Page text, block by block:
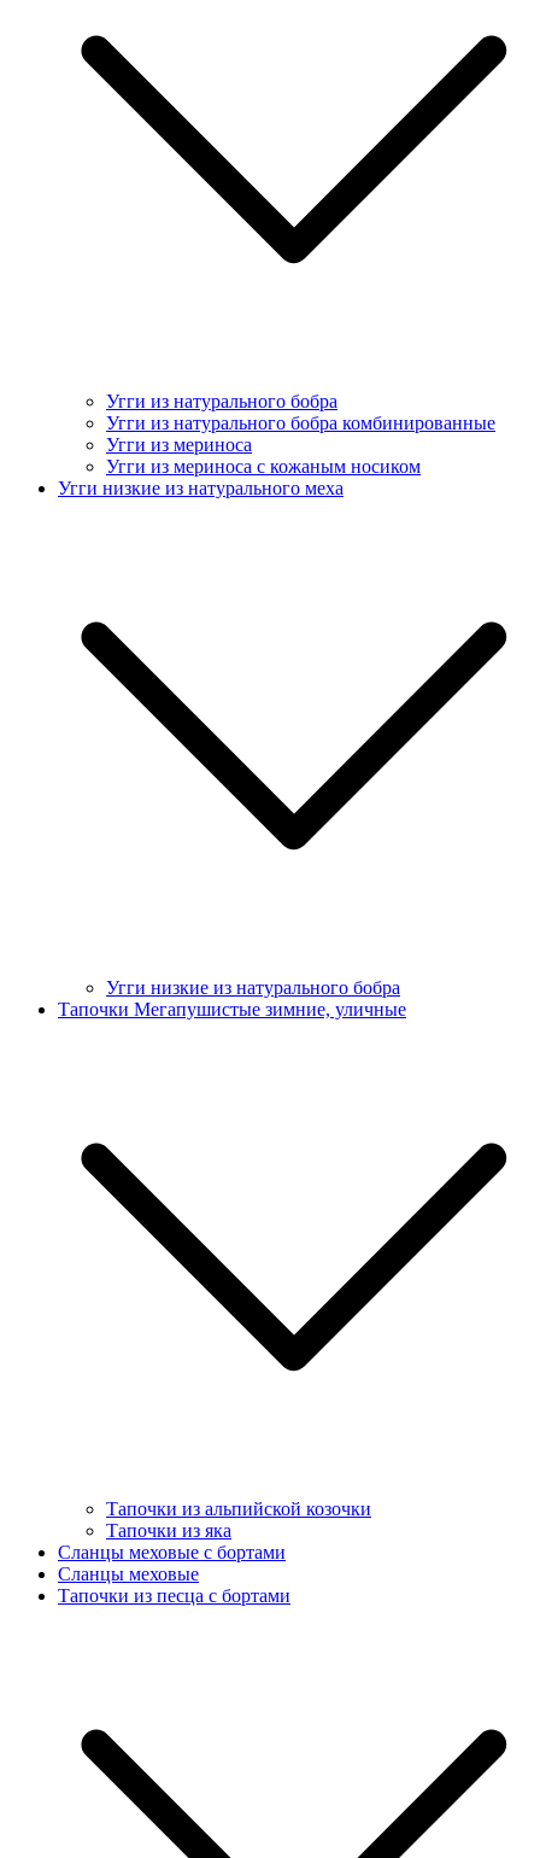
Угги из натурального бобра
Угги из натурального бобра комбинированные
Угги из мериноса
Угги из мериноса с кожаным носиком
Угги низкие из натурального меха
Угги низкие из натурального бобра
Тапочки Мегапушистые зимние, уличные
Тапочки из альпийской козочки
Тапочки из яка
Сланцы меховые с бортами
Сланцы меховые
Тапочки из песца с бортами